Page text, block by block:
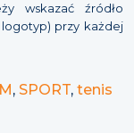
wskazać źródło
przy każdej
, SPORT, tenis